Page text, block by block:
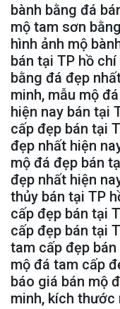
bành bằng đá
mộ tam sơn
hình ảnh mộ
bán tại TP hồ
bằng đá đẹp
minh, mẫu mộ
hiện nay bán tại
cấp đẹp bán tại
đẹp nhất hiện
mộ đá đẹp bán
đẹp nhất hiện
thủy bán tại TP
cấp đẹp bán tại
cấp đẹp bán tại
tam cấp đẹp
mộ đá tam cấp
báo giá bán mộ
minh, kích thước